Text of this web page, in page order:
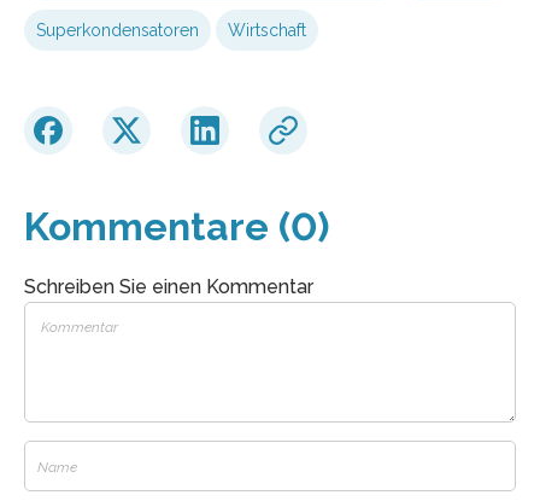
Superkondensatoren Wirtschaft
Kommentare (0)
Schreiben Sie einen Kommentar